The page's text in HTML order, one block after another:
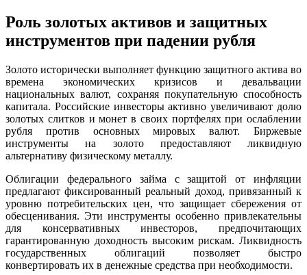
Роль золотых активов и защитных
инструментов при падении рубля
Золото исторически выполняет функцию защитного актива во
времена экономических кризисов и девальвации
национальных валют, сохраняя покупательную способность
капитала. Российские инвесторы активно увеличивают долю
золотых слитков и монет в своих портфелях при ослаблении
рубля против основных мировых валют. Биржевые
инструменты на золото предоставляют ликвидную
альтернативу физическому металлу.
Облигации федерального займа с защитой от инфляции
предлагают фиксированный реальный доход, привязанный к
уровню потребительских цен, что защищает сбережения от
обесценивания. Эти инструменты особенно привлекательны
для консервативных инвесторов, предпочитающих
гарантированную доходность высоким рискам. Ликвидность
государственных облигаций позволяет быстро
конвертировать их в денежные средства при необходимости.